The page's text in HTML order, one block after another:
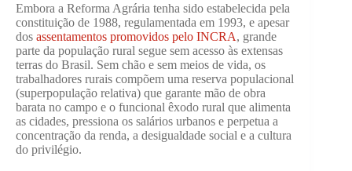
Embora a Reforma Agrária tenha sido estabelecida pela
constituição de 1988, regulamentada em 1993, e apesar
dos assentamentos promovidos pelo INCRA, grande
parte da população rural segue sem acesso às extensas
terras do Brasil. Sem chão e sem meios de vida, os
trabalhadores rurais compõem uma reserva populacional
(superpopulação relativa) que garante mão de obra
barata no campo e o funcional êxodo rural que alimenta
as cidades, pressiona os salários urbanos e perpetua a
concentração da renda, a desigualdade social e a cultura
do privilégio.